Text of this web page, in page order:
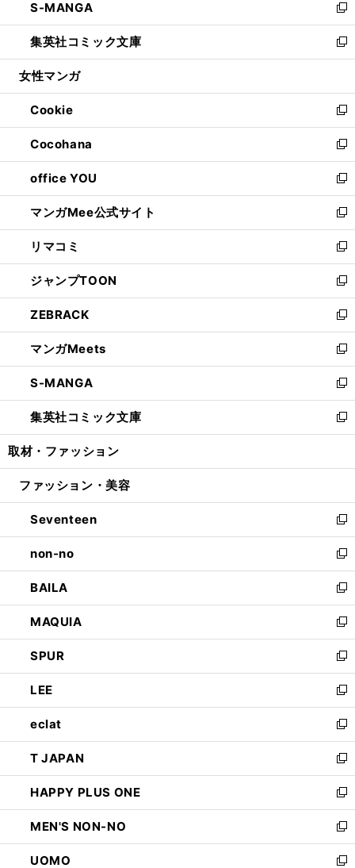
く
で
開
く
ド
ウ
で
開
ィ
ン
ド
ウ
開
く
い
ウ
ィ
ン
ウ
で
開
く
S-MANGA
新
し
い
ウ
ン
ド
ウ
で
開
く
集英社コミック文庫
新
し
ウ
ィ
ン
ド
ウ
で
開
く
女性マンガ
Cookie
新
し
い
ウ
ィ
ン
ド
ウ
で
開
く
Cocohana
新
し
い
ウ
ィ
ン
ド
ウ
で
開
く
office YOU
新
し
い
ウ
ィ
ン
ド
ウ
で
開
く
マンガMee公式サイト
新
し
い
ウ
ィ
ン
ド
ウ
で
開
く
リマコミ
新
し
い
ウ
ィ
ン
ド
ウ
で
開
く
ジャンプTOON
新
し
い
ウ
ィ
ン
ド
ウ
で
開
ZEBRACK
新
し
い
ウ
ィ
ン
ド
ウ
開
マンガMeets
新
し
い
ウ
ィ
ン
ウ
開
く
S-MANGA
新
し
い
ウ
ン
ウ
で
開
く
集英社コミック文庫
新
し
ウ
ン
ド
ウ
で
開
く
取材・ファッション
ファッション・美容
Seventeen
新
し
い
ウ
ィ
ン
ド
ウ
で
開
く
non-no
新
し
い
ウ
ィ
ン
ド
ウ
で
開
く
BAILA
新
し
い
ウ
ィ
ン
ド
ウ
で
開
く
MAQUIA
新
し
い
ウ
ィ
ン
ド
ウ
で
開
く
SPUR
新
し
い
ウ
ィ
ン
ド
ウ
で
開
く
LEE
新
し
い
ウ
ィ
ン
ド
ウ
で
開
く
eclat
新
し
い
ウ
ィ
ン
ド
ウ
で
T JAPAN
新
し
い
ウ
ィ
ン
ド
HAPPY PLUS ONE
新
し
い
ウ
ィ
MEN'S NON-NO
新
し
い
UOMO
新